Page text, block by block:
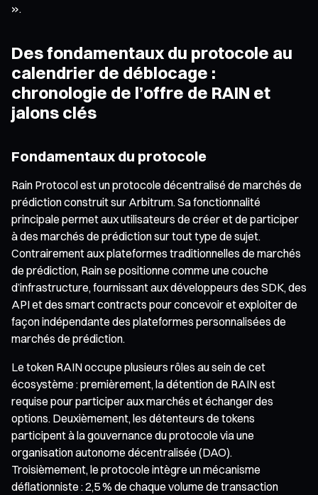
».
Des fondamentaux du protocole au
calendrier de déblocage :
chronologie de l’offre de RAIN et
jalons clés
Fondamentaux du protocole
Rain Protocol est un protocole décentralisé de marchés de
prédiction construit sur Arbitrum. Sa fonctionnalité
principale permet aux utilisateurs de créer et de participer
à des marchés de prédiction sur tout type de sujet.
Contrairement aux plateformes traditionnelles de marchés
de prédiction, Rain se positionne comme une couche
d’infrastructure, fournissant aux développeurs des SDK, des
API et des smart contracts pour concevoir et exploiter de
façon indépendante des plateformes personnalisées de
marchés de prédiction.
Le token RAIN occupe plusieurs rôles au sein de cet
écosystème : premièrement, la détention de RAIN est
requise pour participer aux marchés et échanger des
options. Deuxièmement, les détenteurs de tokens
participent à la gouvernance du protocole via une
organisation autonome décentralisée (DAO).
Troisièmement, le protocole intègre un mécanisme
déflationniste : 2,5 % de chaque volume de transaction